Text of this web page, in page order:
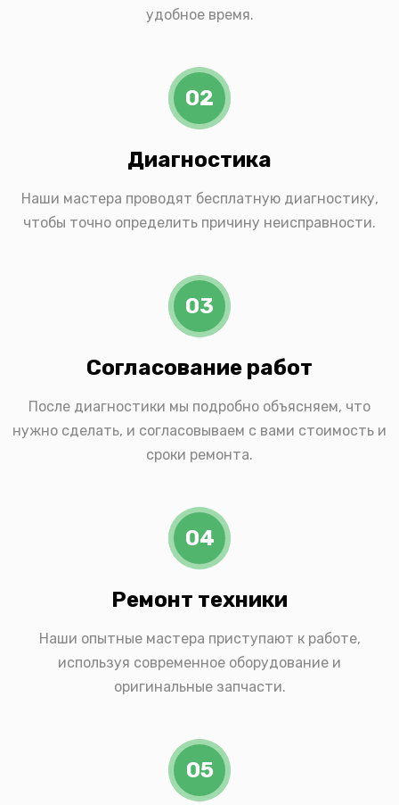
удобное время.
02
Диагностика
Наши мастера проводят бесплатную диагностику,
чтобы точно определить причину неисправности.
03
Согласование работ
После диагностики мы подробно объясняем, что
нужно сделать, и согласовываем с вами стоимость и
сроки ремонта.
04
Ремонт техники
Наши опытные мастера приступают к работе,
используя современное оборудование и
оригинальные запчасти.
05